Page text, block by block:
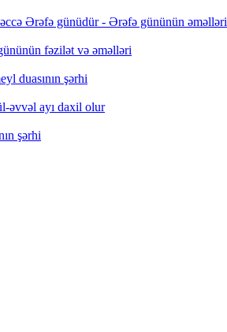
Ərəfə günüdür - Ərəfə gününün əməlləri
fəzilət və əməlləri
duasının şərhi
əvvəl ayı daxil olur
şərhi